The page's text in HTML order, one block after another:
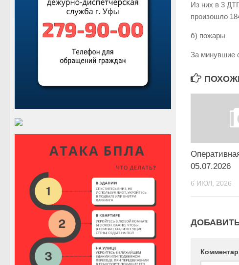
Из них в 3
произошло
б) пожары
За минувшие
05.07.2026
6 ИЮЛ, 2026